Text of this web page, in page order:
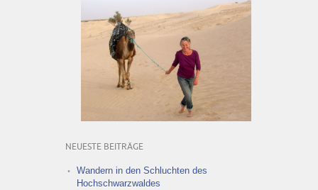
NEUESTE BEITRÄGE
Wandern in den Schluchten des
Hochschwarzwaldes